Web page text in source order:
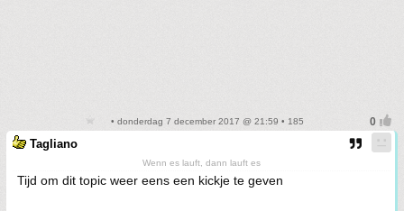
• donderdag 7 december 2017 @ 21:59 • 185
Tagliano
Wenn es lauft, dann lauft es
Tijd om dit topic weer eens een kickje te geven